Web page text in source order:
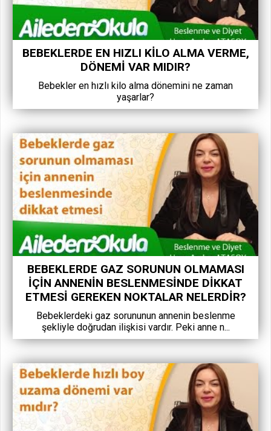
BEBEKLERDE EN HIZLI KILO ALMA VERME,
DÖNEMI VAR MIDIR?
Bebekler en hızlı kilo alma dönemini ne zaman
yaşarlar?
BEBEKLERDE GAZ SORUNUN OLMAMASI
IÇIN ANNENIN BESLENMESINDE DIKKAT
ETMESI GEREKEN NOKTALAR NELERDIR?
Bebeklerdeki gaz sorununun annenin beslenme
şekliyle doğrudan ilişkisi vardır. Peki anne n...